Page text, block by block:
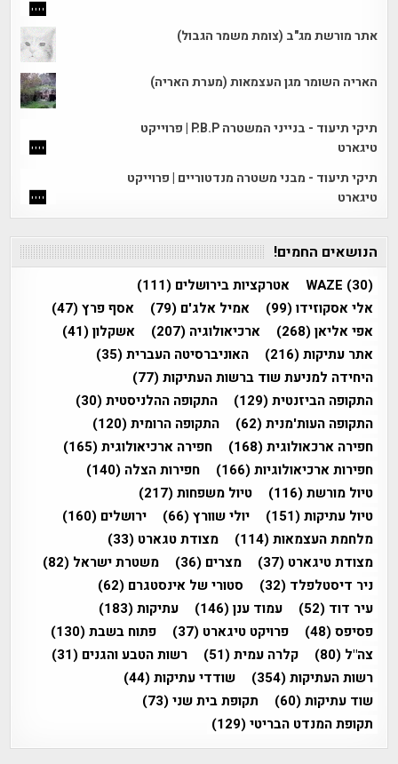
אתר מורשת מג"ב (צומת משמר הגבול)
האריה השומר מגן העצמאות (מערת האריה)
תיקי תיעוד - בנייני המשטרה P.B.P | פרוייקט
טיגארט
תיקי תיעוד - מבני משטרה מנדטוריים | פרוייקט
טיגארט
הנושאים החמים!
WAZE (30) אטרקציות בירושלים (111)
אלי אסקוזידו(99) אמיל אלג'ם (79) אסף פרץ(47)
אפי אליאן(268) ארכיאולוגיה (207) אשקלון(41)
אתר עתיקות(216) האוניברסיטה העברית(35)
היחידה למניעת שוד ברשות העתיקות(77)
התקופה הביזנטית(129) התקופה ההלניסטית(30)
התקופה העות'מנית(62) התקופה הרומית(120)
חפירה ארכאולוגית(168) חפירה ארכיאולוגית(165)
חפירות ארכיאולוגיות(166) חפירות הצלה (140)
טיול מורשת(116) טיול משפחות(217)
טיול עתיקות(151) יולי שוורץ(66) ירושלים (160)
מלחמת העצמאות(114) מצודת טגארט (33)
מצודת טיגארט (37) מצרים (36) משטרת ישראל (82)
ניר דיסטלפלד (32) סטורי של אינסטגרם (62)
עיר דוד (52) עמוד ענן(146) עתיקות(183)
פסיפס(48) פרויקט טיגארט (37) פתוח בשבת(130)
צה"ל (80) קלרה עמית(51) רשות הטבע והגנים (31)
רשות העתיקות(354) שודדי עתיקות(44)
שוד עתיקות(60) תקופת בית שני(73)
תקופת המנדט הבריטי(129)